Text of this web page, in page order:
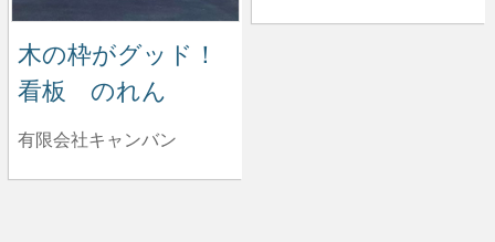
木の枠がグッド！
看板 のれん
有限会社キャンバン